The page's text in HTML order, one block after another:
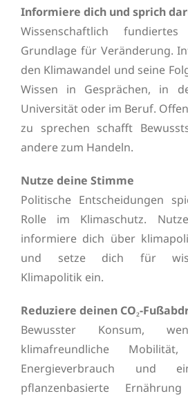
Informiere dich und sprich
Wissenschaftlich
Grundlage für Veränderung.
den Klimawandel und seine
Wissen in Gesprächen, in
Universität oder im Beruf.
zu sprechen schafft
andere zum Handeln.
Nutze deine Stimme
Politische Entscheidungen
Rolle im Klimaschutz.
informiere dich über
und setze dich für
Klimapolitik ein.
Reduziere deinen CO₂-
Bewusster Konsum,
klimafreundliche
Energieverbrauch und
pflanzenbasierte